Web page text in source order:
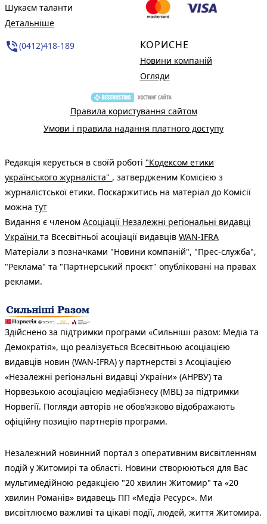
Шукаєм таланти
Детальніше
phone_in_talk(0412)418-189 КОРИСНЕ
Новини компаній
Огляди
Правила користування сайтом
Умови і правила надання платного доступу
Редакція керується в своїй роботі "Кодексом етики
українського журналіста" , затвердженим Комісією з
журналістської етики. Поскаржитись на матеріал до Комісії
можна тут
Видання є членом Асоціації Незалежні регіональні видавці
України та Всесвітньої асоціації видавців WAN-IFRA
Матеріали з позначками "Новини компаній", "Прес-служба",
"Реклама" та "Партнерський проєкт" опубліковані на правах
реклами.
Здійснено за підтримки програми «Сильніші разом: Медіа та
Демократія», що реалізується Всесвітньою асоціацією
видавців новин (WAN-IFRA) у партнерстві з Асоціацією
«Незалежні регіональні видавці України» (АНРВУ) та
Норвезькою асоціацією медіабізнесу (MBL) за підтримки
Норвегії. Погляди авторів не обов’язково відображають
офіційну позицію партнерів програми.
Незалежний новинний портал з оперативним висвітленням
подій у Житомирі та області. Новини створюються для Вас
мультимедійною редакцією "20 хвилин Житомир" та «20
хвилин Романів» видавець ПП «Медіа Ресурс». Ми
висвітлюємо важливі та цікаві події, людей, життя Житомира.